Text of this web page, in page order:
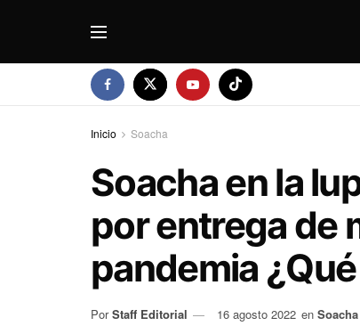
Inicio Soacha
Soacha en la
por entrega de
pandemia
Por Staff Editorial 16 agosto 2022 en Soacha